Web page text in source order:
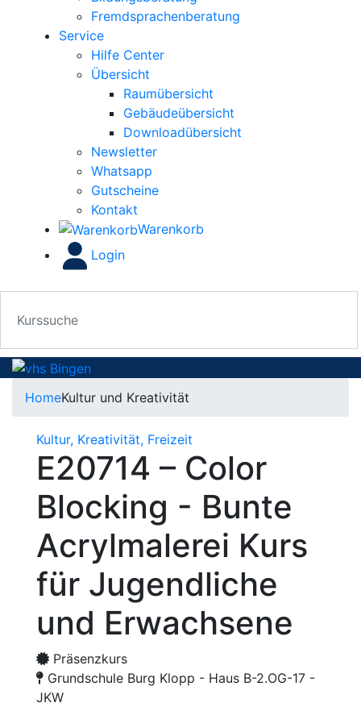
Fremdsprachenberatung
Service
Hilfe Center
Übersicht
Raumübersicht
Gebäudeübersicht
Downloadübersicht
Newsletter
Whatsapp
Gutscheine
Kontakt
Warenkorb
Login
HomeKultur und Kreativität
Kultur, Kreativität, Freizeit
E20714 – Color
Blocking - Bunte
Acrylmalerei Kurs
für Jugendliche
und Erwachsene
Präsenzkurs
Grundschule Burg Klopp - Haus B-2.OG-17 -
JKW